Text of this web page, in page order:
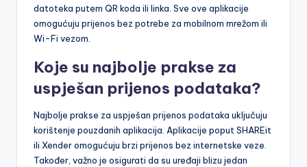
datoteka putem QR koda ili linka. Sve ove aplikacije
omogućuju prijenos bez potrebe za mobilnom mrežom ili
Wi-Fi vezom.
Koje su najbolje prakse za
uspješan prijenos podataka?
Najbolje prakse za uspješan prijenos podataka uključuju
korištenje pouzdanih aplikacija. Aplikacije poput SHAREit
ili Xender omogućuju brzi prijenos bez internetske veze.
Također, važno je osigurati da su uređaji blizu jedan